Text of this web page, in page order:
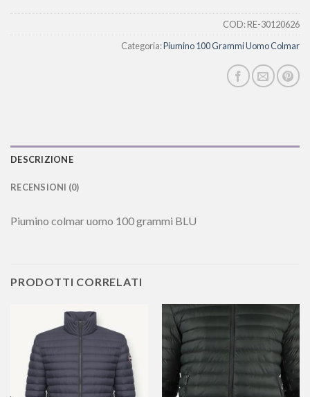
COD:RE-30120626
Categoria:Piumino 100 Grammi Uomo Colmar
DESCRIZIONE
RECENSIONI (0)
Piumino colmar uomo 100 grammi BLU
PRODOTTI CORRELATI